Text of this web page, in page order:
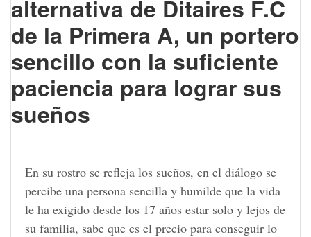
alternativa de Ditaires F.C
de la Primera A, un portero
sencillo con la suficiente
paciencia para lograr sus
sueños
En su rostro se refleja los sueños, en el diálogo se
percibe una persona sencilla y humilde que la vida
le ha exigido desde los 17 años estar solo y lejos de
su familia, sabe que es el precio para conseguir lo